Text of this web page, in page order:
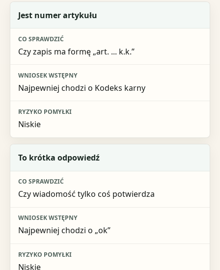
Sygnał
Co sprawdzić
Wniosek wstępny
Ryzyko pomyłki
Jest numer artykułu
Czy zapis ma formę „art. ... k.k.”
Najpewniej chodzi o Kodeks karny
Niskie
To krótka odpowiedź
Czy wiadomość tylko coś potwierdza
Najpewniej chodzi o „ok”
Niskie